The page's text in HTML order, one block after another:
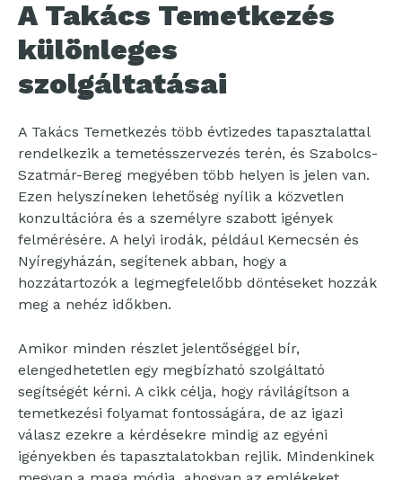
A Takács Temetkezés
különleges
szolgáltatásai
A Takács Temetkezés több évtizedes tapasztalattal
rendelkezik a temetésszervezés terén, és Szabolcs-
Szatmár-Bereg megyében több helyen is jelen van.
Ezen helyszíneken lehetőség nyílik a közvetlen
konzultációra és a személyre szabott igények
felmérésére. A helyi irodák, például Kemecsén és
Nyíregyházán, segítenek abban, hogy a
hozzátartozók a legmegfelelőbb döntéseket hozzák
meg a nehéz időkben.
Amikor minden részlet jelentőséggel bír,
elengedhetetlen egy megbízható szolgáltató
segítségét kérni. A cikk célja, hogy rávilágítson a
temetkezési folyamat fontosságára, de az igazi
válasz ezekre a kérdésekre mindig az egyéni
igényekben és tapasztalatokban rejlik. Mindenkinek